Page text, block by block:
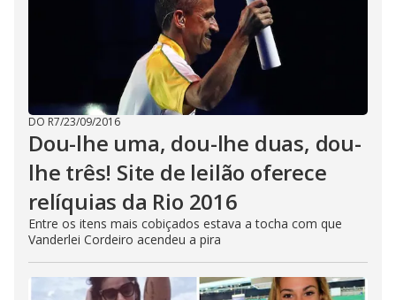
DO R7/23/09/2016
Dou-lhe uma, dou-lhe duas, dou-
lhe três! Site de leilão oferece
relíquias da Rio 2016
Entre os itens mais cobiçados estava a tocha com que
Vanderlei Cordeiro acendeu a pira